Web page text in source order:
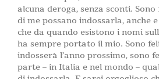
alcuna deroga, senza sconti.
di me possano indossarla, anche
che da quando esistono i nomi
ha sempre portato il mio. Sono
indosserà l’anno prossimo, sono
parte – in Italia e nel mondo –